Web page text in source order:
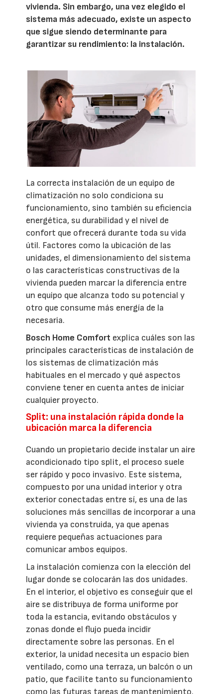
vivienda. Sin embargo, una vez elegido el
sistema más adecuado, existe un aspecto
que sigue siendo determinante para
garantizar su rendimiento: la instalación.
La correcta instalación de un equipo de
climatización no solo condiciona su
funcionamiento, sino también su eficiencia
energética, su durabilidad y el nivel de
confort que ofrecerá durante toda su vida
útil. Factores como la ubicación de las
unidades, el dimensionamiento del sistema
o las características constructivas de la
vivienda pueden marcar la diferencia entre
un equipo que alcanza todo su potencial y
otro que consume más energía de la
necesaria.
Bosch Home Comfort explica cuáles son las
principales características de instalación de
los sistemas de climatización más
habituales en el mercado y qué aspectos
conviene tener en cuenta antes de iniciar
cualquier proyecto.
Split: una instalación rápida donde la
ubicación marca la diferencia
Cuando un propietario decide instalar un aire
acondicionado tipo split, el proceso suele
ser rápido y poco invasivo. Este sistema,
compuesto por una unidad interior y otra
exterior conectadas entre sí, es una de las
soluciones más sencillas de incorporar a una
vivienda ya construida, ya que apenas
requiere pequeñas actuaciones para
comunicar ambos equipos.
La instalación comienza con la elección del
lugar donde se colocarán las dos unidades.
En el interior, el objetivo es conseguir que el
aire se distribuya de forma uniforme por
toda la estancia, evitando obstáculos y
zonas donde el flujo pueda incidir
directamente sobre las personas. En el
exterior, la unidad necesita un espacio bien
ventilado, como una terraza, un balcón o un
patio, que facilite tanto su funcionamiento
como las futuras tareas de mantenimiento.